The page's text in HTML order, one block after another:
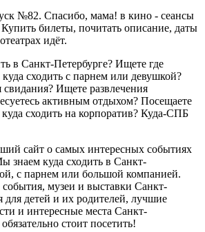
№82. Спасибо, мама! в кино - сеансы
билеты, почитать описание, даты
идёт.
в Санкт-Петербурге? Ищете где
куда сходить с парнем или девушкой?
Ищете развлечения
активным отдыхом? Посещаете
сходить на корпоратив? Куда-СПБ
сайт о самых интересных событиях
знаем куда сходить в Санкт-
с парнем или большой компанией.
музеи и выставки Санкт-
для детей и их родителей, лучшие
и интересные места Санкт-
стоит посетить!